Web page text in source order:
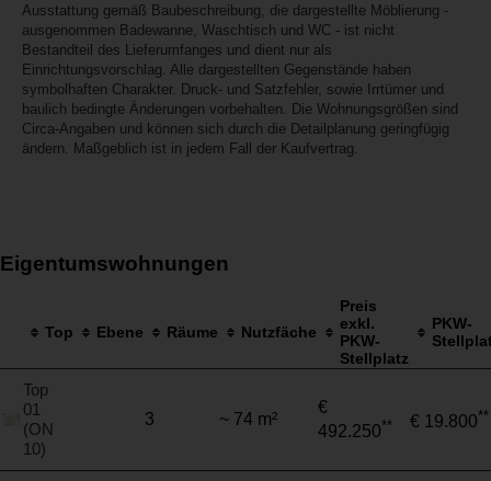
Ausstattung gemäß Baubeschreibung, die dargestellte Möblierung -
ausgenommen Badewanne, Waschtisch und WC - ist nicht
Bestandteil des Lieferumfanges und dient nur als
Einrichtungsvorschlag. Alle dargestellten Gegenstände haben
symbolhaften Charakter. Druck- und Satzfehler, sowie Irrtümer und
baulich bedingte Änderungen vorbehalten. Die Wohnungsgrößen sind
Circa-Angaben und können sich durch die Detailplanung geringfügig
ändern. Maßgeblich ist in jedem Fall der Kaufvertrag.
Eigentumswohnungen
Top Ebene Räume Nutzfäche
Preis
exkl.
PKW-
Stellplatz
PKW-
Top
01
(ON
10)
3 ~ 74 m²
€
492.250** € 19.800**